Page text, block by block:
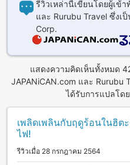
รีวิวเหล่านี้เขียนโดยผู้เข้า
และ Rurubu Travel ซึ่งเ
Corp.
แสดงความคิดเห็นทั้งหมด
JAPANiCAN.com และ Rurubu
ได้รับการแปลโด
เพลิดเพลินกับฤดูร้อนในฮิต
ไฟ!
รีวิวเมื่อ 28 กรกฎาคม 2564